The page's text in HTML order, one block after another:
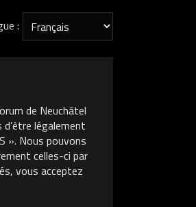
:
de Neuchâtel
légalement
». Nous pouvons
celles-ci par
vous acceptez